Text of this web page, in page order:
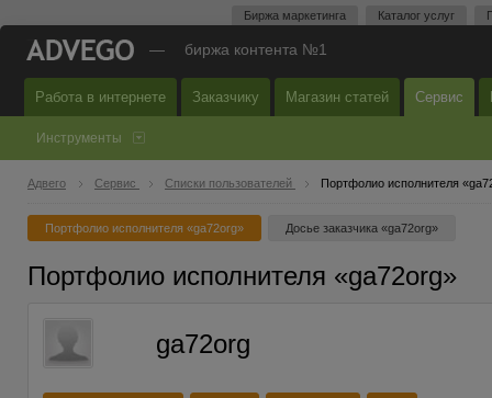
Биржа маркетинга Каталог услуг
— биржа контента №1
Работа в интернете Заказчику Магазин статей Сервис
Инструменты
Адвего Сервис Списки пользователей Портфолио исполнителя
Портфолио исполнителя «ga72org» Досье заказчика «ga72org»
Портфолио исполнителя «ga72org»
ga72org